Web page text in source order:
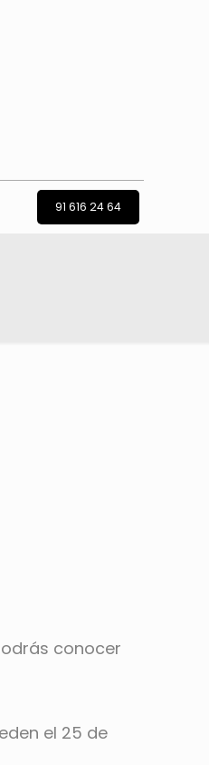
91 616 24 64
conocer
el 25 de